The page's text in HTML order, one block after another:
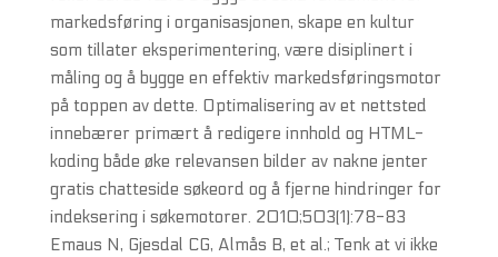
markedsføring i organisasjonen, skape en kultur
som tillater eksperimentering, være disiplinert i
måling og å bygge en effektiv markedsføringsmotor
på toppen av dette. Optimalisering av et nettsted
innebærer primært å redigere innhold og HTML-
koding både øke relevansen bilder av nakne jenter
gratis chatteside søkeord og å fjerne hindringer for
indeksering i søkemotorer. 2010;503(1):78-83
Emaus N, Gjesdal CG, Almås B, et al.; Tenk at vi ikke